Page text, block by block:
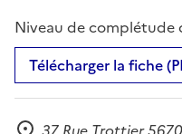
Niveau de complétude
Télécharger la fiche